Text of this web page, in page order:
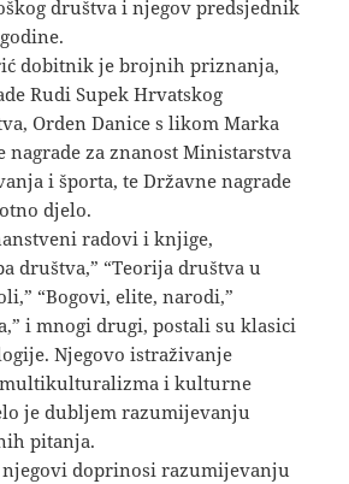
društva i njegov predsjednik
dobitnik je brojnih priznanja,
Rudi Supek Hrvatskog
Orden Danice s likom Marka
nagrade za znanost Ministarstva
i športa, te Državne nagrade
djelo.
radovi i knjige,
društva,” “Teorija društva u
“Bogovi, elite, narodi,”
i mnogi drugi, postali su klasici
Njegovo istraživanje
i kulturne
je dubljem razumijevanju
pitanja.
njegovi doprinosi razumijevanju